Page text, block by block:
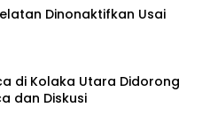
Dinonaktifkan Usai
di Kolaka Utara Didorong
dan Diskusi